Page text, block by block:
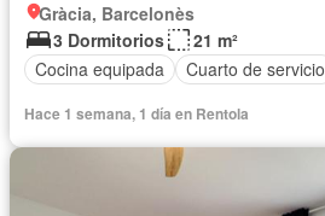
Gràcia, Barcelonès
3 Dormitorios
21 m²
Cocina equipada
Cuarto de servicio
Hace 1 semana, 1 día en Rentola